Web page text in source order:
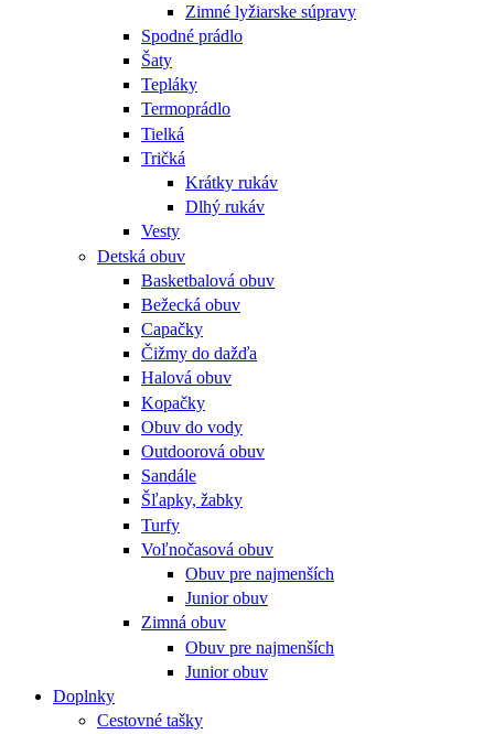
Zimné lyžiarske súpravy
Spodné prádlo
Šaty
Tepláky
Termoprádlo
Tielká
Tričká
Krátky rukáv
Dlhý rukáv
Vesty
Detská obuv
Basketbalová obuv
Bežecká obuv
Capačky
Čižmy do dažďa
Halová obuv
Kopačky
Obuv do vody
Outdoorová obuv
Sandále
Šľapky, žabky
Turfy
Voľnočasová obuv
Obuv pre najmenších
Junior obuv
Zimná obuv
Obuv pre najmenších
Junior obuv
Doplnky
Cestovné tašky